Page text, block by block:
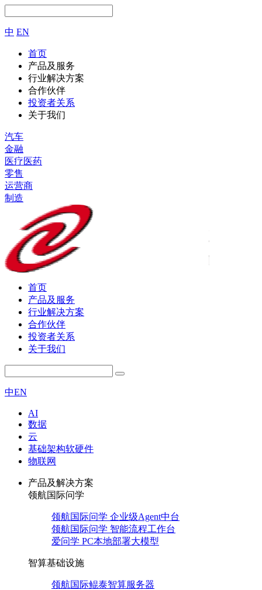
中 EN
首页
产品及服务
行业解决方案
合作伙伴
投资者关系
关于我们
汽车
金融
医疗医药
零售
运营商
制造
首页
产品及服务
行业解决方案
合作伙伴
投资者关系
关于我们
中EN
AI
数据
云
基础架构软硬件
物联网
产品及解决方案
领航国际问学
领航国际问学 企业级Agent中台
领航国际问学 智能流程工作台
爱问学 PC本地部署大模型
智算基础设施
领航国际鲲泰智算服务器